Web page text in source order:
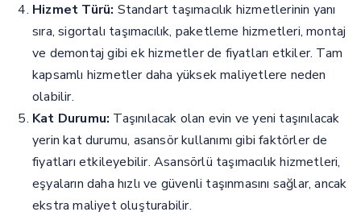
Hizmet Türü: Standart taşımacılık hizmetlerinin yanı
sıra, sigortalı taşımacılık, paketleme hizmetleri, montaj
ve demontaj gibi ek hizmetler de fiyatları etkiler. Tam
kapsamlı hizmetler daha yüksek maliyetlere neden
olabilir.
Kat Durumu: Taşınılacak olan evin ve yeni taşınılacak
yerin kat durumu, asansör kullanımı gibi faktörler de
fiyatları etkileyebilir. Asansörlü taşımacılık hizmetleri,
eşyaların daha hızlı ve güvenli taşınmasını sağlar, ancak
ekstra maliyet oluşturabilir.